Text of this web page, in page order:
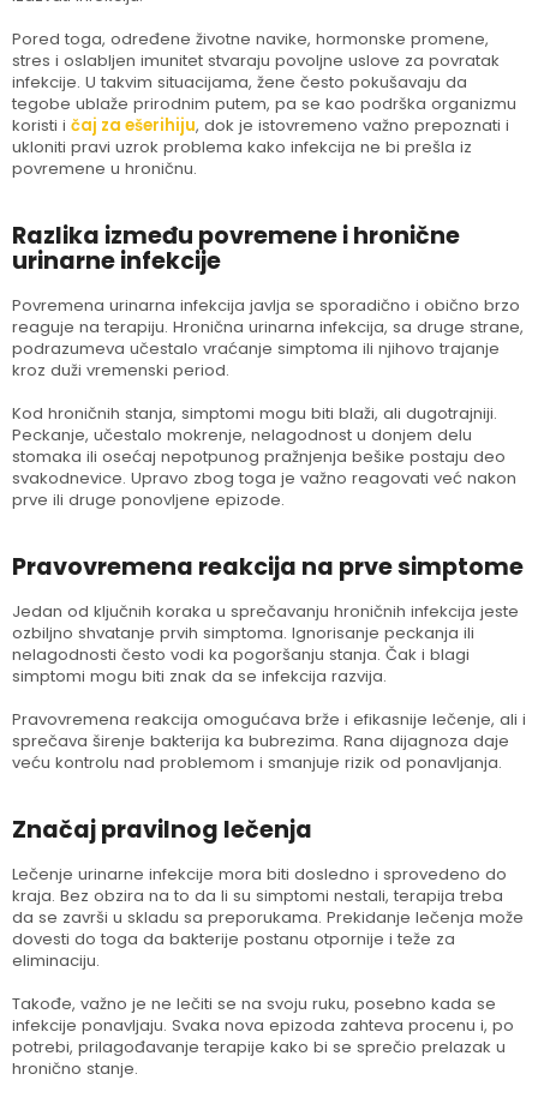
Pored toga, određene životne navike, hormonske promene,
stres i oslabljen imunitet stvaraju povoljne uslove za povratak
infekcije. U takvim situacijama, žene često pokušavaju da
tegobe ublaže prirodnim putem, pa se kao podrška organizmu
koristi i čaj za ešerihiju, dok je istovremeno važno prepoznati i
ukloniti pravi uzrok problema kako infekcija ne bi prešla iz
povremene u hroničnu.
Razlika između povremene i hronične
urinarne infekcije
Povremena urinarna infekcija javlja se sporadično i obično brzo
reaguje na terapiju. Hronična urinarna infekcija, sa druge strane,
podrazumeva učestalo vraćanje simptoma ili njihovo trajanje
kroz duži vremenski period.
Kod hroničnih stanja, simptomi mogu biti blaži, ali dugotrajniji.
Peckanje, učestalo mokrenje, nelagodnost u donjem delu
stomaka ili osećaj nepotpunog pražnjenja bešike postaju deo
svakodnevice. Upravo zbog toga je važno reagovati već nakon
prve ili druge ponovljene epizode.
Pravovremena reakcija na prve simptome
Jedan od ključnih koraka u sprečavanju hroničnih infekcija jeste
ozbiljno shvatanje prvih simptoma. Ignorisanje peckanja ili
nelagodnosti često vodi ka pogoršanju stanja. Čak i blagi
simptomi mogu biti znak da se infekcija razvija.
Pravovremena reakcija omogućava brže i efikasnije lečenje, ali i
sprečava širenje bakterija ka bubrezima. Rana dijagnoza daje
veću kontrolu nad problemom i smanjuje rizik od ponavljanja.
Značaj pravilnog lečenja
Lečenje urinarne infekcije mora biti dosledno i sprovedeno do
kraja. Bez obzira na to da li su simptomi nestali, terapija treba
da se završi u skladu sa preporukama. Prekidanje lečenja može
dovesti do toga da bakterije postanu otpornije i teže za
eliminaciju.
Takođe, važno je ne lečiti se na svoju ruku, posebno kada se
infekcije ponavljaju. Svaka nova epizoda zahteva procenu i, po
potrebi, prilagođavanje terapije kako bi se sprečio prelazak u
hronično stanje.